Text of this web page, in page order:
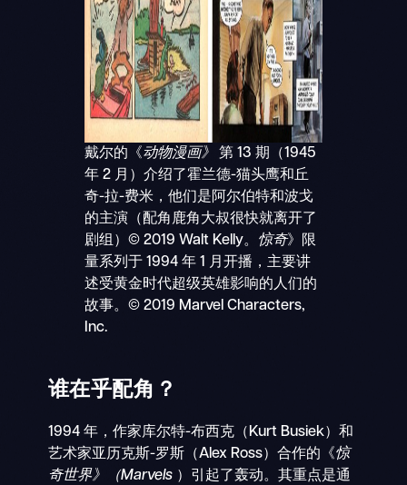
戴尔的《动物漫画》 第 13 期（1945
年 2 月）介绍了霍兰德-猫头鹰和丘
奇-拉-费米，他们是阿尔伯特和波戈
的主演（配角鹿角大叔很快就离开了
剧组）© 2019 Walt Kelly。 惊奇》限
量系列于 1994 年 1 月开播，主要讲
述受黄金时代超级英雄影响的人们的
故事。© 2019 Marvel Characters,
Inc.
谁在乎配角？
1994 年，作家库尔特-布西克（Kurt Busiek）和
艺术家亚历克斯-罗斯（Alex Ross）合作的《惊
奇世界》（Marvels ）引起了轰动。其重点是通